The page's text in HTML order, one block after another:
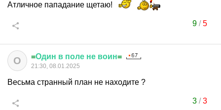
Атличное пападание щетаю!
9/5
О =Один в поле не воин=
21:30, 08.01.2025
Весьма странный план не находите ?
3/3